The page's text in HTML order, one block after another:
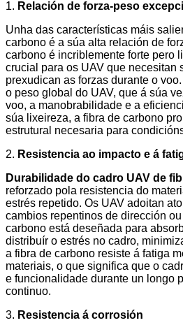
1. Relación de forza-peso
Unha das características máis
carbono é a súa alta relación de
carbono é incriblemente forte pero
crucial para os UAV que necesitan
prexudican as forzas durante o
o peso global do UAV, que á súa
voo, a manobrabilidade e a
súa lixeireza, a fibra de carbono
estrutural necesaria para
2. Resistencia ao impacto e á
Durabilidade do cadro UAV de
reforzado pola resistencia do
estrés repetido. Os UAV adoitan
cambios repentinos de dirección
carbono está deseñada para
distribuír o estrés no cadro,
a fibra de carbono resiste á fatiga
materiais, o que significa que o
e funcionalidade durante un longo
continuo.
3. Resistencia á corrosión